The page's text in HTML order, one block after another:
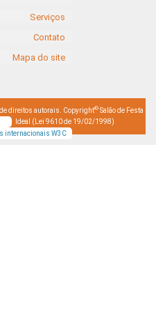
Serviços
Contato
Mapa do site
direitos autorais. Copyright© Salão de Festa
Ideal (Lei 9610 de 19/02/1998)